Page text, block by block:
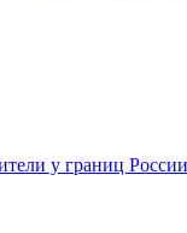
у границ России